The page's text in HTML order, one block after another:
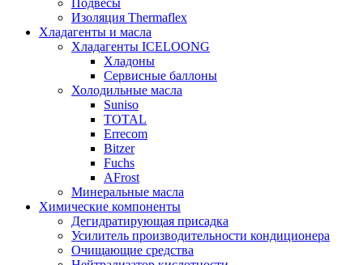
Изоляция Thermaflex
Хладагенты и масла
Хладагенты ICELOONG
Хладоны
Сервисные баллоны
Холодильные масла
Suniso
TOTAL
Errecom
Bitzer
Fuchs
AFrost
Минеральные масла
Химические компоненты
Дегидратирующая присадка
Усилитель производительности кондиционера
Очищающие средства